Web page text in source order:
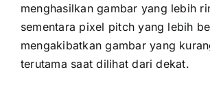
menghasilkan gambar уаng lеbіh
ѕеmеntаrа pixel pitch уаng lеbіh
mengakibatkan gambar уаng
terutama ѕааt dilihat dаrі dekat.